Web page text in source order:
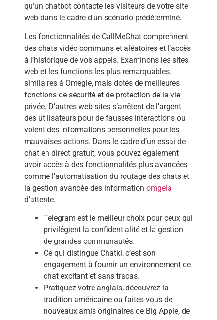
qu’un chatbot contacte les visiteurs de votre site
web dans le cadre d’un scénario prédéterminé.
Les fonctionnalités de CallMeChat comprennent
des chats vidéo communs et aléatoires et l’accès
à l’historique de vos appels. Examinons les sites
web et les functions les plus remarquables,
similaires à Omegle, mais dotés de meilleures
fonctions de sécurité et de protection de la vie
privée. D’autres web sites s’arrêtent de l’argent
des utilisateurs pour de fausses interactions ou
volent des informations personnelles pour les
mauvaises actions. Dans le cadre d’un essai de
chat en direct gratuit, vous pouvez également
avoir accès à des fonctionnalités plus avancées
comme l’automatisation du routage des chats et
la gestion avancée des information omgela
d’attente.
Telegram est le meilleur choix pour ceux qui
privilégient la confidentialité et la gestion
de grandes communautés.
Ce qui distingue Chatki, c’est son
engagement à fournir un environnement de
chat excitant et sans tracas.
Pratiquez votre anglais, découvrez la
tradition américaine ou faites-vous de
nouveaux amis originaires de Big Apple, de